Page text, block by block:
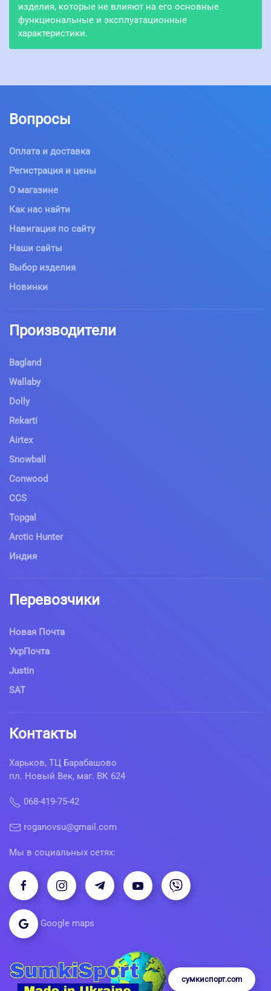
изделия, которые не влияют на его основные
функциональные и эксплуатационные
характеристики.
Вопросы
Оплата и доставка
Регистрация и цены
О магазине
Как нас найти
Навигация по сайту
Наши сайты
Выбор изделия
Новинки
Производители
Bagland
Wallaby
Dolly
Rekarti
Airtex
Snowball
Conwood
CCS
Topgal
Arctic Hunter
Индия
Перевозчики
Новая Почта
УкрПочта
Justin
SAT
Контакты
Харьков, ТЦ Барабашово
пл. Новый Век, маг. ВК 624
068-419-75-42
roganovsu@gmail.com
Мы в социальных сетях:
Google maps
сумкиспорт.com